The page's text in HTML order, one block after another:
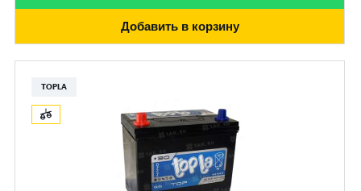
Добавить в корзину
TOPLA